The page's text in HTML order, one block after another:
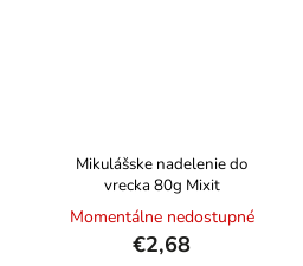
Mikulášske nadelenie do
vrecka 80g Mixit
Momentálne nedostupné
€2,68